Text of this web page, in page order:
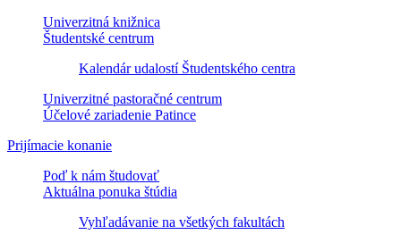
Univerzitná knižnica
Študentské centrum
Kalendár udalostí Študentského centra
Univerzitné pastoračné centrum
Účelové zariadenie Patince
Prijímacie konanie
Poď k nám študovať
Aktuálna ponuka štúdia
Vyhľadávanie na všetkých fakultách